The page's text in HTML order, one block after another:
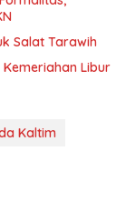
Salat Tarawih
Libur
Kaltim